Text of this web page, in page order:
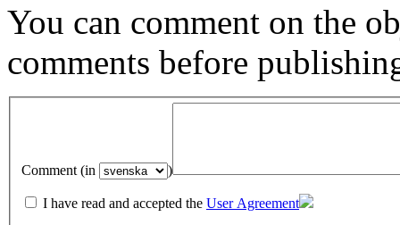
You can comment on the
comments before
Comment (in )
I have read and accepted the User Agreement